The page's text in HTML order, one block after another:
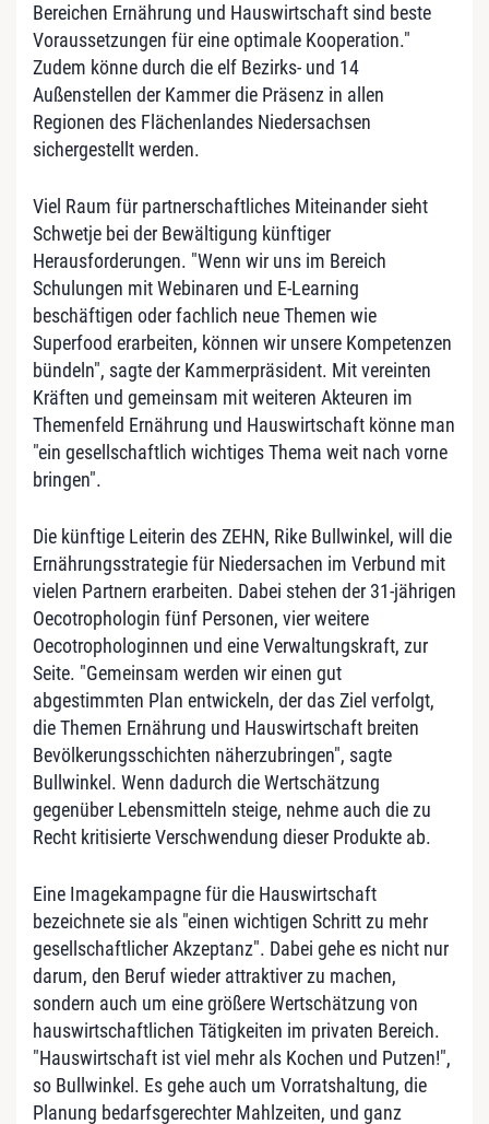
Bereichen Ernährung und Hauswirtschaft sind beste
Voraussetzungen für eine optimale Kooperation."
Zudem könne durch die elf Bezirks- und 14
Außenstellen der Kammer die Präsenz in allen
Regionen des Flächenlandes Niedersachsen
sichergestellt werden.
Viel Raum für partnerschaftliches Miteinander sieht
Schwetje bei der Bewältigung künftiger
Herausforderungen. "Wenn wir uns im Bereich
Schulungen mit Webinaren und E-Learning
beschäftigen oder fachlich neue Themen wie
Superfood erarbeiten, können wir unsere Kompetenzen
bündeln", sagte der Kammerpräsident. Mit vereinten
Kräften und gemeinsam mit weiteren Akteuren im
Themenfeld Ernährung und Hauswirtschaft könne man
"ein gesellschaftlich wichtiges Thema weit nach vorne
bringen".
Die künftige Leiterin des ZEHN, Rike Bullwinkel, will die
Ernährungsstrategie für Niedersachen im Verbund mit
vielen Partnern erarbeiten. Dabei stehen der 31-jährigen
Oecotrophologin fünf Personen, vier weitere
Oecotrophologinnen und eine Verwaltungskraft, zur
Seite. "Gemeinsam werden wir einen gut
abgestimmten Plan entwickeln, der das Ziel verfolgt,
die Themen Ernährung und Hauswirtschaft breiten
Bevölkerungsschichten näherzubringen", sagte
Bullwinkel. Wenn dadurch die Wertschätzung
gegenüber Lebensmitteln steige, nehme auch die zu
Recht kritisierte Verschwendung dieser Produkte ab.
Eine Imagekampagne für die Hauswirtschaft
bezeichnete sie als "einen wichtigen Schritt zu mehr
gesellschaftlicher Akzeptanz". Dabei gehe es nicht nur
darum, den Beruf wieder attraktiver zu machen,
sondern auch um eine größere Wertschätzung von
hauswirtschaftlichen Tätigkeiten im privaten Bereich.
"Hauswirtschaft ist viel mehr als Kochen und Putzen!",
so Bullwinkel. Es gehe auch um Vorratshaltung, die
Planung bedarfsgerechter Mahlzeiten, und ganz